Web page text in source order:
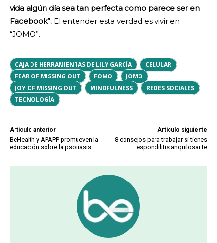
vida algún día sea tan perfecta como parece ser en
Facebook”. El entender esta verdad es vivir en
“JOMO”.
CAJA DE HERRAMIENTAS DE LILY GARCÍA
CELULAR
FEAR OF MISSING OUT
FOMO
JOMO
JOY OF MISSING OUT
MINDFULNESS
REDES SOCIALES
TECNOLOGÍA
Artículo anterior
BeHealth y APAPP promueven la
educación sobre la psoriasis
Artículo siguiente
8 consejos para trabajar si tienes
espondilitis anquilosante